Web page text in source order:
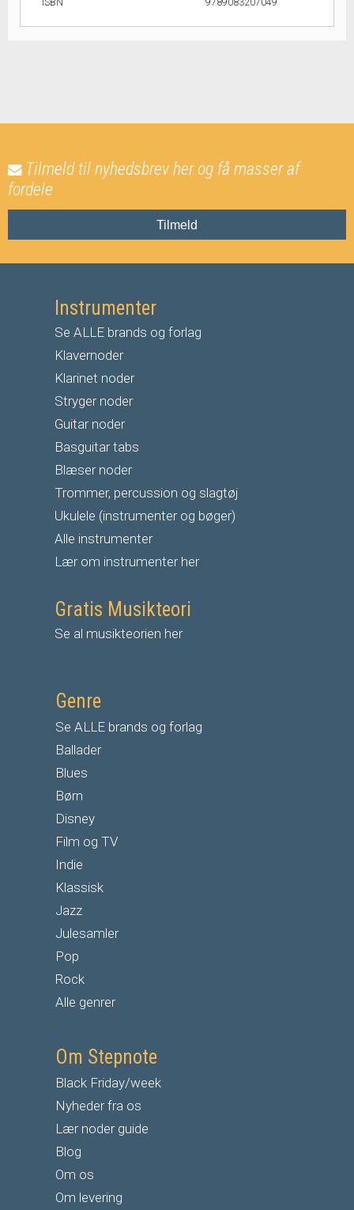
ISBN 9789083207049
Tilmeld til nyhedsbrev her og få masser af
fordele
Tilmeld
Instrumenter
Se ALLE brands og forlag
Klavernoder
Klarinet noder
Stryger noder
Guitar noder
Basguitar tabs
Blæser noder
Trommer, percussion og slagtøj
Ukulele (instrumenter og bøger)
Alle instrumenter
Lær om instrumenter her
Gratis Musikteori
Se al musikteorien her
Genre
Se ALLE brands og forlag
Ballader
Blues
Børn
Disney
Film og TV
Indie
Klassisk
Jazz
Julesamler
Pop
Rock
Alle genrer
Om Stepnote
Black Friday/week
Nyheder fra os
Lær noder guide
Blog
Om os
Om levering